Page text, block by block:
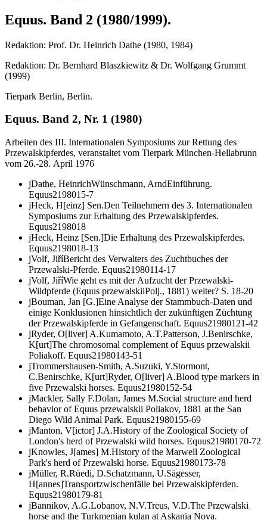
Equus. Band 2 (1980/1999).
Redaktion: Prof. Dr. Heinrich Dathe (1980, 1984)
Redaktion: Dr. Bernhard Blaszkiewitz & Dr. Wolfgang Grummt
(1999)
Tierpark Berlin, Berlin.
Equus. Band 2, Nr. 1 (1980)
Arbeiten des III. Internationalen Symposiums zur Rettung des
Przewalskipferdes, veranstaltet vom Tierpark München-Hellabrunn
vom 26.-28. April 1976
jDathe, HeinrichWünschmann, ArndEinführung.
Equus219801 5-7
jHeck, H[einz] Sen.Den Teilnehmern des 3. Internationalen
Symposiums zur Erhaltung des Przewalskipferdes.
Equus2198018
jHeck, Heinz [Sen.]Die Erhaltung des Przewalskipferdes.
Equus2198018-13
jVolf, JiříBericht des Verwalters des Zuchtbuches der
Przewalski-Pferde. Equus21980114-17
jVolf, JiříWie geht es mit der Aufzucht der Przewalski-
Wildpferde (Equus przewalskiiPolj., 1881) weiter? S. 18-20
jBouman, Jan [G.]Eine Analyse der Stammbuch-Daten und
einige Konklusionen hinsichtlich der zukünftigen Züchtung
der Przewalskipferde in Gefangenschaft. Equus219801 21-42
jRyder, O[liver] A.Kumamoto, A.T.Patterson, J.Benirschke,
K[urt]The chromosomal complement ofEquus przewalskii
Poliakoff. Equus21980143-51
jTrommershausen-Smith, A.Suzuki, Y.Stormont,
C.Benirschke, K[urt]Ryder, O[liver] A.Blood type markers in
five Przewalski horses. Equus219801 52-54
jMackler, Sally F.Dolan, James M.Social structure and herd
behavior ofEquus przewalskii Poliakov, 1881 at the San
Diego Wild Animal Park. Equus219801 55-69
jManton, V[ictor] J.A.History of the Zoological Society of
London's herd of Przewalski wild horses. Equus219801 70-72
jKnowles, J[ames] M.History of the Marwell Zoological
Park's herd of Przewalski horse. Equus219801 73-78
jMüller, R.Rüedi, D.Schatzmann, U.Sägesser,
H[annes]Transportzwischenfälle bei Przewalskipferden.
Equus219801 79-81
jBannikov, A.G.Lobanov, N.V.Treus, V.D.The Przewalski
horse and the Turkmenian kulan at Askania Nova.